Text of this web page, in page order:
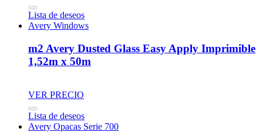
Lista de deseos
Avery Windows
m2 Avery Dusted Glass Easy Apply Imprimible
1,52m x 50m
VER PRECIO
Lista de deseos
Avery Opacas Serie 700